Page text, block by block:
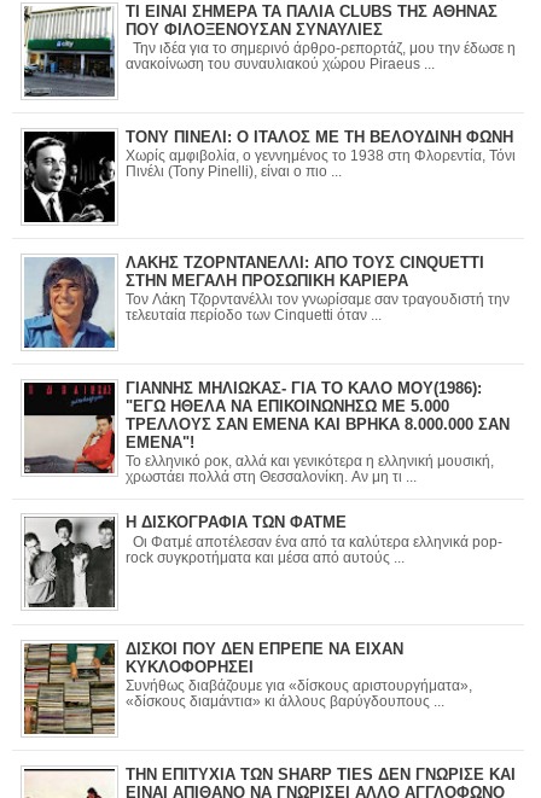
ΤΙ ΕΙΝΑΙ ΣΗΜΕΡΑ ΤΑ ΠΑΛΙΑ CLUBS ΤΗΣ ΑΘΗΝΑΣ
ΠΟΥ ΦΙΛΟΞΕΝΟΥΣΑΝ ΣΥΝΑΥΛΙΕΣ
Την ιδέα για το σημερινό άρθρο-ρεπορτάζ, μου την έδωσε η
ανακοίνωση του συναυλιακού χώρου Piraeus ...
ΤΟΝΥ ΠΙΝΕΛΙ: Ο ΙΤΑΛΟΣ ΜΕ ΤΗ ΒΕΛΟΥΔΙΝΗ ΦΩΝΗ
Χωρίς αμφιβολία, ο γεννημένος το 1938 στη Φλορεντία, Τόνι
Πινέλι (Tony Pinelli), είναι ο πιο ...
ΛΑΚΗΣ ΤΖΟΡΝΤΑΝΕΛΛΙ: ΑΠΟ ΤΟΥΣ CINQUETTI
ΣΤΗΝ ΜΕΓΑΛΗ ΠΡΟΣΩΠΙΚΗ ΚΑΡΙΕΡΑ
Τον Λάκη Τζορντανέλλι τον γνωρίσαμε σαν τραγουδιστή την
τελευταία περίοδο των Cinquetti όταν ...
ΓΙΑΝΝΗΣ ΜΗΛΙΩΚΑΣ- ΓΙΑ ΤΟ ΚΑΛΟ ΜΟΥ(1986):
"ΕΓΩ ΗΘΕΛΑ ΝΑ ΕΠΙΚΟΙΝΩΝΗΣΩ ΜΕ 5.000
ΤΡΕΛΛΟΥΣ ΣΑΝ ΕΜΕΝΑ ΚΑΙ ΒΡΗΚΑ 8.000.000 ΣΑΝ
ΕΜΕΝΑ"!
Το ελληνικό ροκ, αλλά και γενικότερα η ελληνική μουσική,
χρωστάει πολλά στη Θεσσαλονίκη. Αν μη τι ...
Η ΔΙΣΚΟΓΡΑΦΙΑ ΤΩΝ ΦΑΤΜΕ
Οι Φατμέ αποτέλεσαν ένα από τα καλύτερα ελληνικά pop-
rock συγκροτήματα και μέσα από αυτούς ...
ΔΙΣΚΟΙ ΠΟΥ ΔΕΝ ΕΠΡΕΠΕ ΝΑ ΕΙΧΑΝ
ΚΥΚΛΟΦΟΡΗΣΕΙ
Συνήθως διαβάζουμε για «δίσκους αριστουργήματα»,
«δίσκους διαμάντια» κι άλλους βαρύγδουπους ...
ΤΗΝ ΕΠΙΤΥΧΙΑ ΤΩΝ SHARP TIES ΔΕΝ ΓΝΩΡΙΣΕ ΚΑΙ
ΕΙΝΑΙ ΑΠΙΘΑΝΟ ΝΑ ΓΝΩΡΙΣΕΙ ΑΛΛΟ ΑΓΓΛΟΦΩΝΟ